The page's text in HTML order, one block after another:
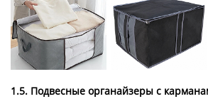
1.5. Подвесные органайзеры с